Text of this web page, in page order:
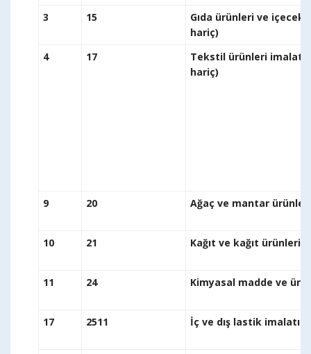
3
15
Gıda ürünleri ve içecek
4
17
Tekstil ürünleri imalatı
9 20 Ağaç ve mantar
10 21 Kağıt ve
11 24 Kimyasal
17 2511 İç ve dış